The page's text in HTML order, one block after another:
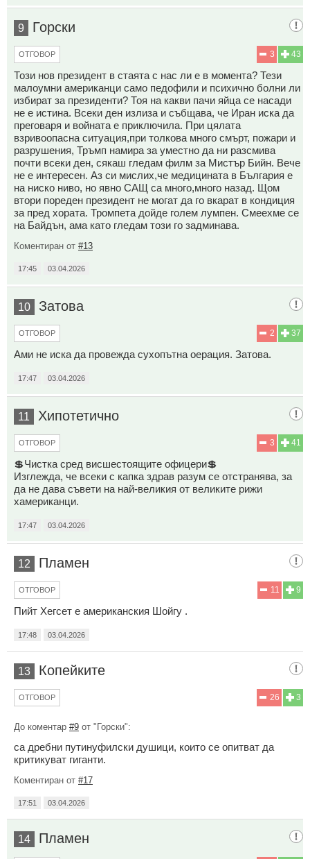
9 Горски
43
3
ОТГОВОР
Този нов президент в стаята с нас ли е в момента? Тези
малоумни американци само педофили и психично болни ли
избират за президенти? Тоя на какви пачи яйца се насади
не е истина. Всеки ден излиза и събщава, че Иран иска да
преговаря и войната е приключила. При цялата
взривоопасна ситуация,при толкова много смърт, пожари и
разрушения, Тръмп намира за уместно да ни разсмива
почти всеки ден, сякаш гледам филм за Мистър Бийн. Вече
не е интересен. Аз си мислих,че медицината в България е
на ниско ниво, но явно САЩ са много,много назад. Щом
втори пореден президент не могат да го вкарат в кондиция
за пред хората. Тромпета дойде голем лумпен. Смеехме се
на Байдън, ама като гледам този го задминава.
Коментиран от #13
17:45 03.04.2026
10 Затова
37
2
ОТГОВОР
Ами не иска да провежда сухопътна оерация. Затова.
17:47 03.04.2026
11 Хипотетично
41
3
ОТГОВОР
💲Чистка сред висшестоящите офицери💲
Изглежда, че всеки с капка здрав разум се отстранява, за
да не дава съвети на най-великия от великите рижи
хамериканци.
17:47 03.04.2026
12 Пламен
9
11
ОТГОВОР
Пийт Хегсет е американския Шойгу .
17:48 03.04.2026
13 Копейките
3
26
ОТГОВОР
До коментар #9 от "Горски":
са дребни путинуфилски душици, които се опитват да
критикуват гиганти.
Коментиран от #17
17:51 03.04.2026
14 Пламен